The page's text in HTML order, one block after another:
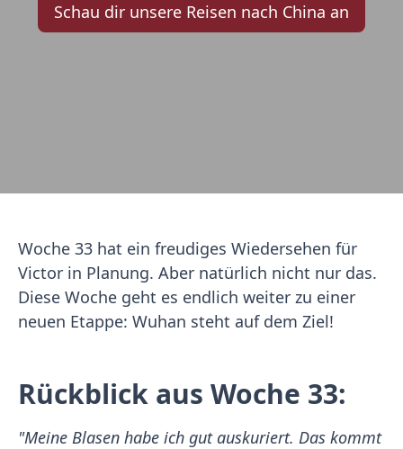
Schau dir unsere Reisen nach China an
Woche 33 hat ein freudiges Wiedersehen für
Victor in Planung. Aber natürlich nicht nur das.
Diese Woche geht es endlich weiter zu einer
neuen Etappe: Wuhan steht auf dem Ziel!
Rückblick aus Woche 33:
"Meine Blasen habe ich gut auskuriert. Das kommt